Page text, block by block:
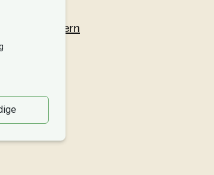
Personvern